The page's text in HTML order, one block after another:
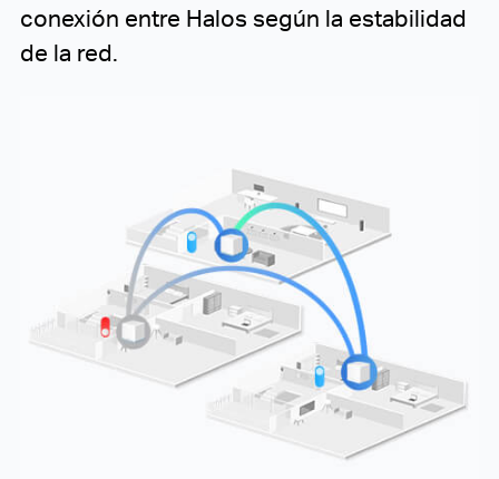
conexión entre Halos según la estabilidad
de la red.